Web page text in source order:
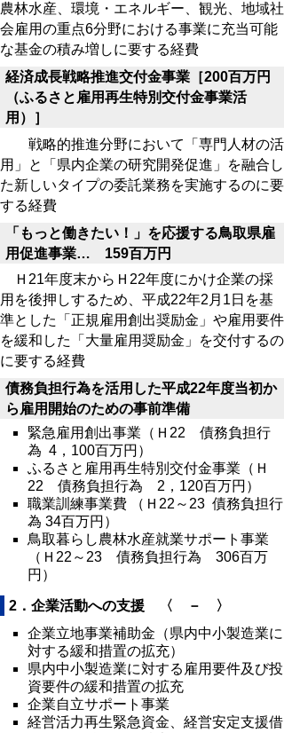
農林水産、環境・エネルギー、観光、地域社
会雇用の重点6分野における事業に充当可能
な基金の積み増しに要する経費
経済成長戦略推進交付金事業［200百万円
（ふるさと雇用再生特別交付金事業活
用）］
戦略的推進分野において「専門人材の活
用」と「県内企業の研究開発促進」を融合し
た新しいタイプの委託業務を実施するのに要
する経費
「もっと働きたい！」を応援する鳥取県雇
用促進事業… 159百万円
Ｈ21年度末からＨ22年度にかけ企業の採
用を後押しするため、平成22年2月1日を基
準とした「正規雇用創出奨励金」や雇用要件
を緩和した「大量雇用奨励金」を交付するの
に要する経費
債務負担行為を活用した平成22年度当初か
ら雇用開始のための事前準備
緊急雇用創出事業（Ｈ22 債務負担行
為 4，100百万円）
ふるさと雇用再生特別交付金事業（Ｈ
22 債務負担行為 2，120百万円）
職業訓練事業費 （Ｈ22～23 債務負担行
為 34百万円）
鳥取暮らし農林水産就業サポート事業
（Ｈ22～23 債務負担行為 306百万
円）
2．企業活動への支援 〈 － 〉
企業立地事業補助金（県内中小製造業に
対する緩和措置の拡充）
県内中小製造業に対する雇用要件及び投
資要件の緩和措置の拡充
企業自立サポート事業
経営活力再生緊急資金、経営安定支援借